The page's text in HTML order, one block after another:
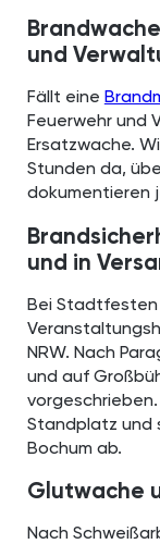
und
Fällt eine
Feuerwehr und
Ersatzwache.
Stunden da,
dokumentieren
und in
Bei Stadtfesten
NRW. Nach
und auf
Standplatz und
Bochum ab.
Glutwache
Nach